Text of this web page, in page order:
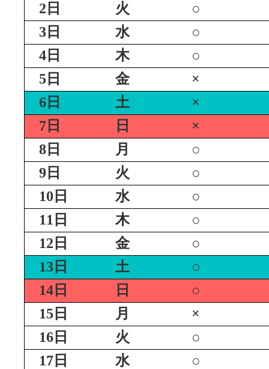
2日
火 ○
3日
水 ○
4日
木 ○
5日
金 ×
6日
土 ×
7日
日 ×
8日
月 ○
9日
火 ○
10日
水 ○
11日
木 ○
12日
金 ○
13日
土 ○
14日
日 ○
15日
月 ×
16日
火 ○
17日
水 ○